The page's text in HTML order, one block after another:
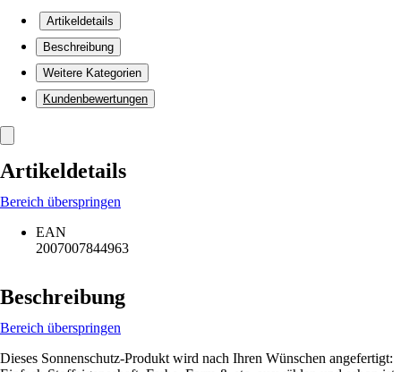
Artikeldetails
Beschreibung
Weitere Kategorien
Kundenbewertungen
Artikeldetails
Bereich überspringen
EAN
2007007844963
Beschreibung
Bereich überspringen
Dieses Sonnenschutz-Produkt wird nach Ihren Wünschen angefertigt: